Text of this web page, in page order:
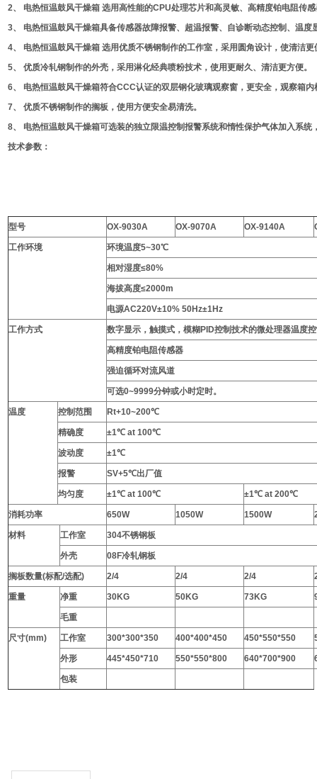
2、 电热恒温鼓风干燥箱 选用高性能的CPU处理芯片和高灵敏、高精度铂电阻传
3、 电热恒温鼓风干燥箱具备传感器故障报警、超温报警、自诊断动态控制、温
4、 电热恒温鼓风干燥箱 选用优质不锈钢制作的工作室，采用圆角设计，使清洁更
5、 优质冷轧钢制作的外壳，采用淋化经典喷粉技术，使用更耐久、清洁更方便。
6、 电热恒温鼓风干燥箱符合CCC认证的双层钢化玻璃观察窗，更安全，观察箱内
7、 优质不锈钢制作的搁板，使用方便安全易清洗。
8、 电热恒温鼓风干燥箱可选装的独立限温控制报警系统和惰性保护气体加入系统
技术参数：
型号 OX-9030A OX-9070A OX-9140A
工作环境 环境温度5~30℃
相对湿度≤80%
海拔高度≤2000m
电源AC220V±10% 50Hz±1Hz
工作方式 数字显示，触摸式，模糊PID控制技术的微处理器温度
高精度铂电阻传感器
强迫循环对流风道
可选0~9999分钟或小时定时。
温度 控制范围 Rt+10~200℃
精确度 ±1℃ at 100℃
波动度 ±1℃
报警 SV+5℃出厂值
均匀度 ±1℃ at 100℃ ±1℃ at 200℃
消耗功率 650W 1050W 1500W
材料 工作室 304不锈钢板
外壳 08F冷轧钢板
搁板数量(标配/选配) 2/4 2/4 2/4
重量 净重 30KG 50KG 73KG
毛重
尺寸(mm) 工作室 300*300*350 400*400*450 450*550*550
外形 445*450*710 550*550*800 640*700*900
包装